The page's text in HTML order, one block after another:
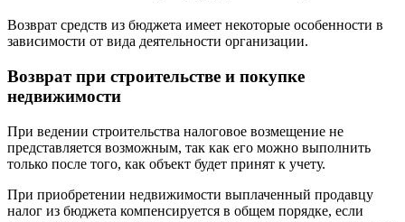
Возврат средств из бюджета имеет некоторые особенности в
зависимости от вида деятельности организации.
Возврат при строительстве и покупке
недвижимости
При ведении строительства налоговое возмещение не
представляется возможным, так как его можно выполнить
только после того, как объект будет принят к учету.
При приобретении недвижимости выплаченный продавцу
налог из бюджета компенсируется в общем порядке, если